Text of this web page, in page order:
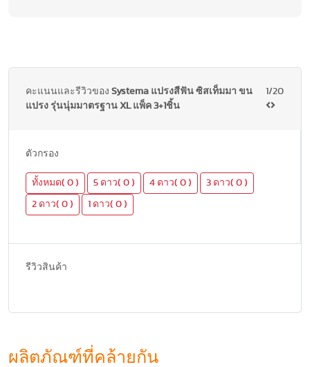
คะแนนและรีวิวของ Systema แปรงสีฟัน ซิสเท็มมา ขน
แปรง รุ่นนุ่มมาตรฐาน XL แพ็ค 3+1ชิ้น
1/20
ตัวกรอง
ทั้งหมด( 0 ) 5 ดาว( 0 ) 4 ดาว( 0 ) 3 ดาว( 0 )
2 ดาว( 0 ) 1 ดาว( 0 )
รีวิวสินค้า
ผลิตภัณฑ์ที่คล้ายกัน